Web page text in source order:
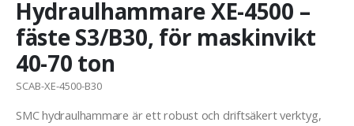
Hydraulhammare XE-4500 –
fäste S3/B30, för maskinvikt
40-70 ton
SCAB-XE-4500-B30
SMC hydraulhammare är ett robust och driftsäkert verktyg,